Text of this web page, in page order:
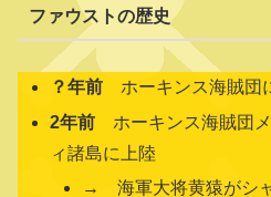
ファウストの歴史
？年前 ホーキンス海賊団
2年前 ホーキンス海賊団
ィ諸島に上陸
→ 海軍大将黄猿がシ